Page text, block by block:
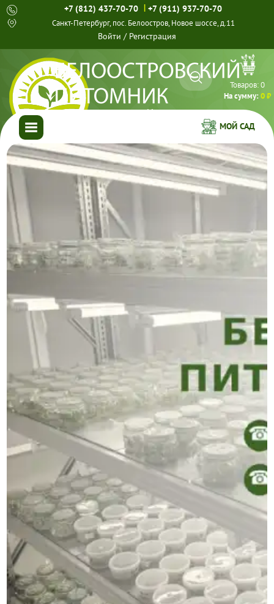
+7 (812) 437-70-70 | +7 (911) 937-70-70
Санкт-Петербург, пос. Белоостров, Новое шоссе, д.11
Войти / Регистрация
Товаров:0
На сумму:0 ₽
ГЛАВНАЯ
КАТАЛОГ
СПЕЦПРЕДЛОЖЕНИЯ
ГОТОВЫЕ РЕШЕНИЯ
О НАС
УСЛОВИЯ РАБОТЫ
КОНТАКТЫ
МОЙ САД